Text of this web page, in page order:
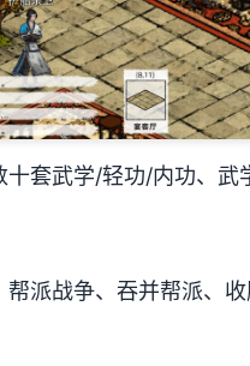
十套武学/轻功/内功、
派战争、吞并帮派、